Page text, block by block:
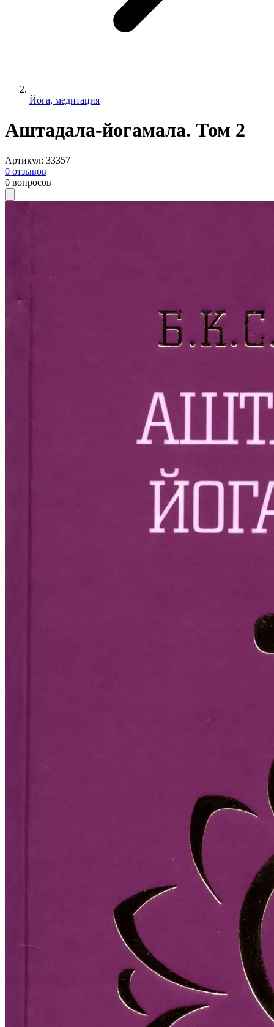
Йога, медитация
Аштадала-йогамала. Том 2
Артикул: 33357
0 отзывов
0 вопросов